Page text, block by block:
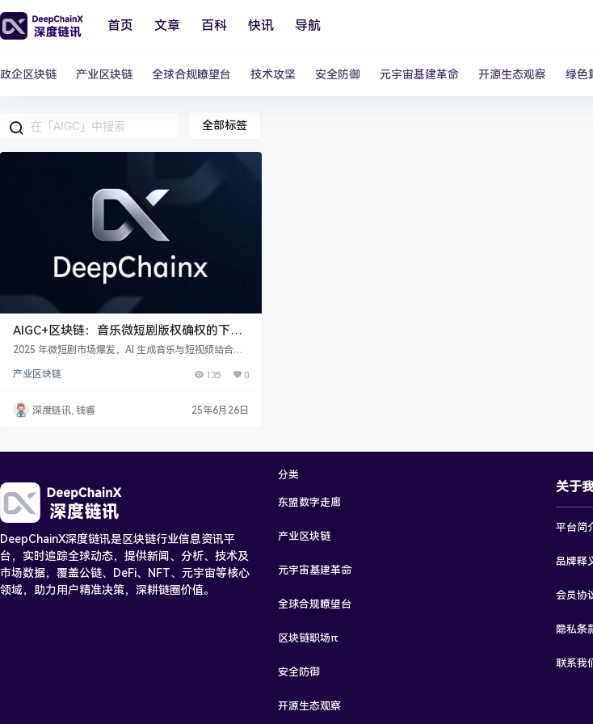
首页 文章 百科 快讯 导航
政企区块链 产业区块链 全球合规瞭望台 技术攻坚 安全防御 元宇宙基建革命 开源生态观察 绿色
全部标签
AIGC+区块链：音乐微短剧版权确权的下一
站革命
2025 年微短剧市场爆发，AI 生成音乐与短视频结合的
化、不可篡改等特性，通过智能合约实现实时版权登记
场现状、技术原理优势到落地场景、案例分析，全面展
现其在版权保护领域的巨大潜力。尽管面临挑战，但随
元！
产业区块链 135 0
深度链讯, 钱睿 25年6月26日
DeepChainX深度链讯是区块链行业信息资讯平
台，实时追踪全球动态，提供新闻、分析、技术及
市场数据，覆盖公链、DeFi、NFT、元宇宙等核心
领域，助力用户精准决策，深耕链圈价值。
分类
东盟数字走廊
产业区块链
元宇宙基建革命
全球合规瞭望台
区块链职场π
安全防御
开源生态观察
关于
平台简
品牌释
会员协
隐私条
联系我